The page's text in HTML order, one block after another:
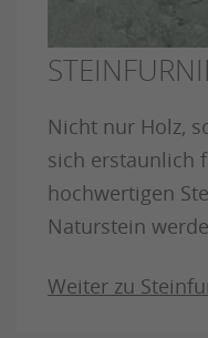
Nicht nur Holz,
sich erstaunlich
hochwertigen
Naturstein
Weiter zu